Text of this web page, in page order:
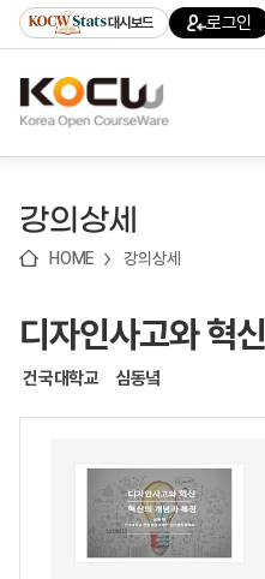
기
기
기
content)
가
대시보드 로그인
강의상세
HOME 강의상세
디자인사고와 혁신
건국대학교 심동녘